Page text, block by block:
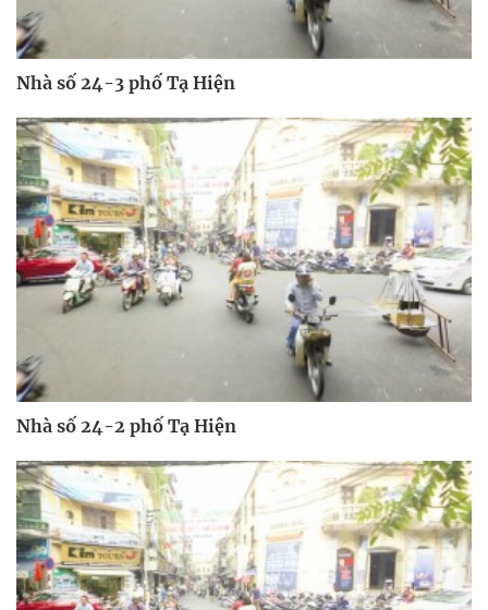
Nhà số 24-3 phố Tạ Hiện
Nhà số 24-2 phố Tạ Hiện